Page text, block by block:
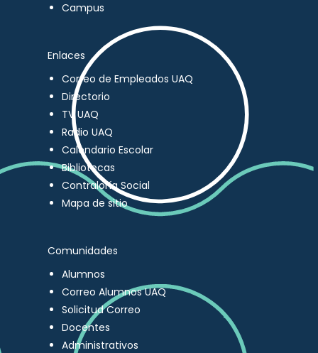
Campus
Enlaces
Correo de Empleados UAQ
Directorio
TV UAQ
Radio UAQ
Calendario Escolar
Bibliotecas
Contraloría Social
Mapa de sitio
Comunidades
Alumnos
Correo Alumnos UAQ
Solicitud Correo
Docentes
Administrativos